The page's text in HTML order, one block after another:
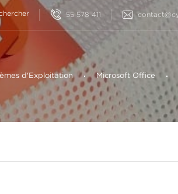
55 578 411
d'Exploitation Microsoft Office